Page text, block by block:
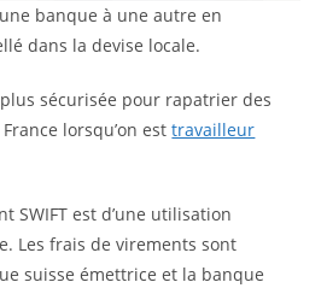
banque à une autre en
dans la devise locale.
plus sécurisée pour rapatrier des
lorsqu’on esttravailleur
SWIFT est d’une utilisation
Les frais de virements sont
suisse émettrice et la banque